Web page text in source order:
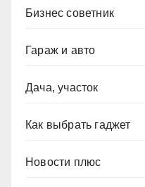
Бизнес советник
Гараж и авто
Дача, участок
Как выбрать гаджет
Новости плюс